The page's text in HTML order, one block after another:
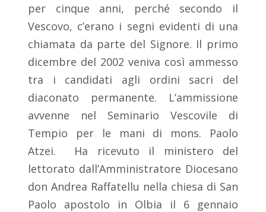
per cinque anni, perché secondo il
Vescovo, c’erano i segni evidenti di una
chiamata da parte del Signore. Il primo
dicembre del 2002 veniva così ammesso
tra i candidati agli ordini sacri del
diaconato permanente. L’ammissione
avvenne nel Seminario Vescovile di
Tempio per le mani di mons. Paolo
Atzei. Ha ricevuto il ministero del
lettorato dall’Amministratore Diocesano
don Andrea Raffatellu nella chiesa di San
Paolo apostolo in Olbia il 6 gennaio